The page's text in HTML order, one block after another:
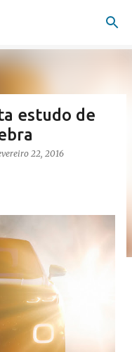
principal
estudo de
22, 2016